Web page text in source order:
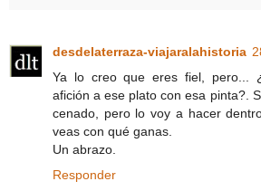
desdelaterraza-viajaralahistoria
Ya lo creo que eres fiel, pero...
afición a ese plato con esa pinta?.
cenado, pero lo voy a hacer
veas con qué ganas.
Un abrazo.
Responder